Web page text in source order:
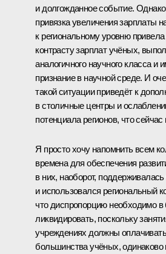
и долгожданное событие.
привязка увеличения зарплаты
к региональному уровню
контрасту зарплат учёных,
аналогичного научного класса и
признание в научной среде. И
такой ситуации приведёт к
в столичные центры и
потенциала регионов, что
Я просто хочу напомнить всем
времена для обеспечения
в них, наоборот,
и использовался региональный
что диспропорцию необходимо
ликвидировать, поскольку
учреждениях должны
большинства учёных, одинаково